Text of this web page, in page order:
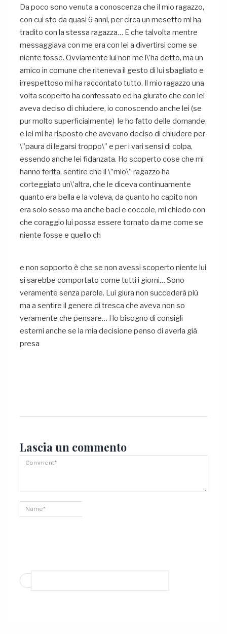
Da poco sono venuta a conoscenza che il mio ragazzo,
con cui sto da quasi 6 anni, per circa un mesetto mi ha
tradito con la stessa ragazza… E che talvolta mentre
messaggiava con me era con lei a divertirsi come se
niente fosse. Ovviamente lui non me l\’ha detto, ma un
amico in comune che riteneva il gesto di lui sbagliato e
irrespettoso mi ha raccontato tutto. Il mio ragazzo una
volta scoperto ha confessato ed ha giurato che con lei
aveva deciso di chiudere, io conoscendo anche lei (se
pur molto superficialmente) le ho fatto delle domande,
e lei mi ha risposto che avevano deciso di chiudere per
\”paura di legarsi troppo\” e per i vari sensi di colpa,
essendo anche lei fidanzata. Ho scoperto cose che mi
hanno ferita, sentire che il \”mio\” ragazzo ha
corteggiato un\’altra, che le diceva continuamente
quanto era bella e la voleva, da quanto ho capito non
era solo sesso ma anche baci e coccole, mi chiedo con
che coraggio lui possa essere tornato da me come se
niente fosse e quello ch
e non sopporto è che se non avessi scoperto niente lui
si sarebbe comportato come tutti i giorni… Sono
veramente senza parole. Lui giura non succederà più
ma a sentire il genere di tresca che aveva non so
veramente che pensare… Ho bisogno di consigli
esterni anche se la mia decisione penso di averla già
presa
Lascia un commento